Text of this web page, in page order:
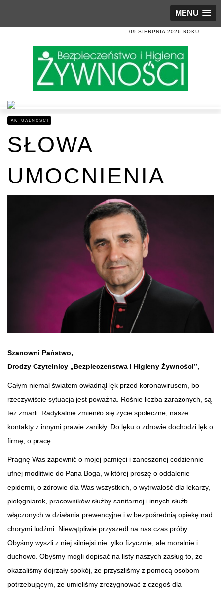
MENU
, 09 SIERPNIA 2026 ROKU.
AKTUALNOŚCI
SŁOWA
UMOCNIENIA
Szanowni Państwo,
Drodzy Czytelnicy „Bezpieczeństwa i Higieny Żywności”,
Całym niemal światem owładnął lęk przed koronawirusem, bo
rzeczywiście sytuacja jest poważna. Rośnie liczba zarażonych, są
też zmarli. Radykalnie zmieniło się życie społeczne, nasze
kontakty z innymi prawie zanikły. Do lęku o zdrowie dochodzi lęk o
firmę, o pracę.
Pragnę Was zapewnić o mojej pamięci i zanoszonej codziennie
ufnej modlitwie do Pana Boga, w której proszę o oddalenie
epidemii, o zdrowie dla Was wszystkich, o wytrwałość dla lekarzy,
pielęgniarek, pracowników służby sanitarnej i innych służb
włączonych w działania prewencyjne i w bezpośrednią opiekę nad
chorymi ludźmi. Niewątpliwie przyszedł na nas czas próby.
Obyśmy wyszli z niej silniejsi nie tylko fizycznie, ale moralnie i
duchowo. Obyśmy mogli dopisać na listy naszych zasług to, że
okazaliśmy dojrzały spokój, że przyszliśmy z pomocą osobom
potrzebującym, że umieliśmy zrezygnować z czegoś dla